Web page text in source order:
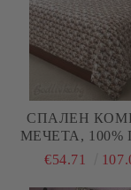
СПАЛЕН
МЕЧЕТА,
5Д, РАНФОРС,
€54.71